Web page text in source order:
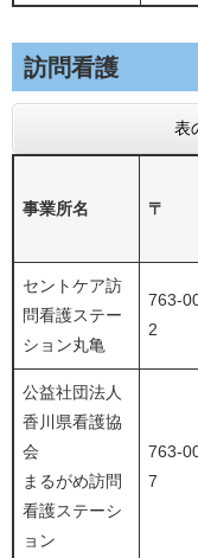
訪問看護
表
事業所名 〒
セントケア訪
問看護ステー
ション丸亀
763-
2
公益社団法人
香川県看護協
会
まるがめ訪問
看護ステーシ
ョン
763-
7